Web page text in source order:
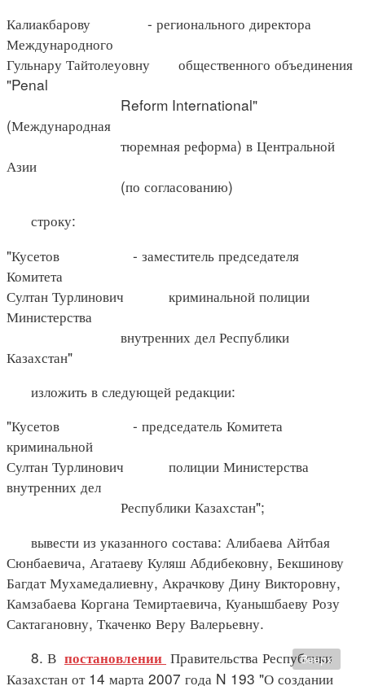
Калиакбарову - регионального директора
Международного
Гульнару Тайтолеуовну общественного объединения
"Penal
Reform International"
(Международная
тюремная реформа) в Центральной
Азии
(по согласованию)
строку:
"Кусетов - заместитель председателя
Комитета
Султан Турлинович криминальной полиции
Министерства
внутренних дел Республики
Казахстан"
изложить в следующей редакции:
"Кусетов - председатель Комитета
криминальной
Султан Турлинович полиции Министерства
внутренних дел
Республики Казахстан";
вывести из указанного состава: Алибаева Айтбая
Сюнбаевича, Агатаеву Куляш Абдибековну, Бекшинову
Багдат Мухамедалиевну, Акрачкову Дину Викторовну,
Камзабаева Коргана Темиртаевича, Куанышбаеву Розу
Сактагановну, Ткаченко Веру Валерьевну.
8. В постановлении Правительства Республики
Казахстан от 14 марта 2007 года N 193 "О создании
Вверх